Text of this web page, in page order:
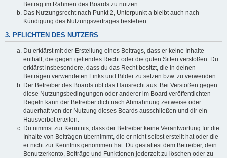
Beitrag im Rahmen des Boards zu nutzen.
Das Nutzungsrecht nach Punkt 2, Unterpunkt a bleibt auch nach
Kündigung des Nutzungsvertrages bestehen.
3. PFLICHTEN DES NUTZERS
Du erklärst mit der Erstellung eines Beitrags, dass er keine Inhalte
enthält, die gegen geltendes Recht oder die guten Sitten verstoßen. Du
erklärst insbesondere, dass du das Recht besitzt, die in deinen
Beiträgen verwendeten Links und Bilder zu setzen bzw. zu verwenden.
Der Betreiber des Boards übt das Hausrecht aus. Bei Verstößen gegen
diese Nutzungsbedingungen oder anderer im Board veröffentlichten
Regeln kann der Betreiber dich nach Abmahnung zeitweise oder
dauerhaft von der Nutzung dieses Boards ausschließen und dir ein
Hausverbot erteilen.
Du nimmst zur Kenntnis, dass der Betreiber keine Verantwortung für die
Inhalte von Beiträgen übernimmt, die er nicht selbst erstellt hat oder die
er nicht zur Kenntnis genommen hat. Du gestattest dem Betreiber, dein
Benutzerkonto, Beiträge und Funktionen jederzeit zu löschen oder zu